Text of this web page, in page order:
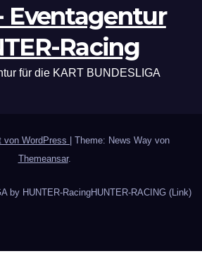
Eventagentur
Racing
für die KART BUNDESLIGA
von WordPress | Theme: News Way von
Themeansar.
by HUNTER-RacingHUNTER-RACING (Link)